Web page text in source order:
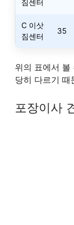
짐센터
C 이삿
짐센터
35
위의 표에서 볼
당히 다르기 때
포장이사